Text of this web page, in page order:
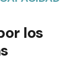
los